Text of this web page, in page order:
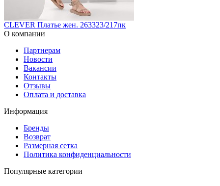
CLEVER Платье жен. 263323/217пк
О компании
Партнерам
Новости
Вакансии
Контакты
Отзывы
Оплата и доставка
Информация
Бренды
Возврат
Размерная сетка
Политика конфиденциальности
Популярные категории